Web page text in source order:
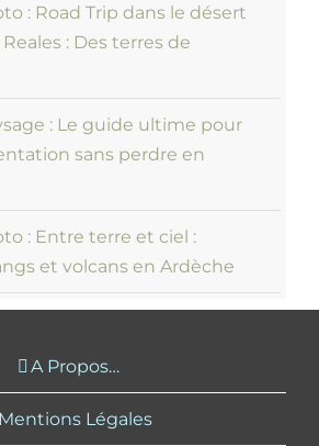
: Road Trip dans le désert
: Des terres de
: Le guide ultime pour
sans perdre en
: Entre terre et ciel :
et volcans en Ardèche
A Propos…
Mentions Légales